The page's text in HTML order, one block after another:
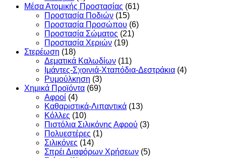
Μέσα Ατομικής Προστασίας (61)
Προστασία Ποδιών (15)
Προστασία Προσώπου (6)
Προστασία Σώματος (21)
Προστασία Χεριών (19)
Στερέωση (18)
Δεματικά Καλωδίων (11)
Ιμάντες-Σχοινιά-Χταπόδια-Δεστράκια (4)
Ρυμούλκηση (3)
Χημικά Προϊόντα (69)
Αφροί (4)
Καθαριστικά-Λιπαντικά (13)
Κόλλες (10)
Πιστόλια Σιλικόνης Αφρού (3)
Πολυεστέρες (1)
Σιλικόνες (14)
Σπρέι Διαφόρων Χρήσεων (5)